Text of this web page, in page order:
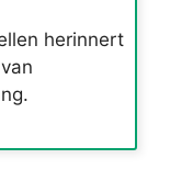
herinnert